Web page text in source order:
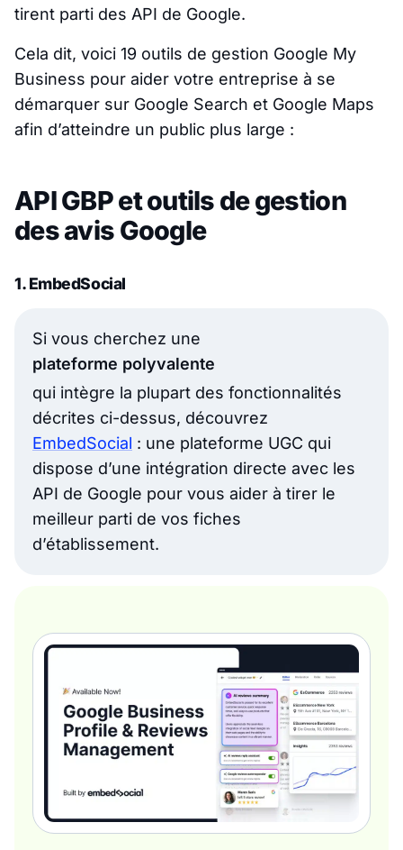
tirent parti des API de Google.
Cela dit, voici 19 outils de gestion Google My
Business pour aider votre entreprise à se
démarquer sur Google Search et Google Maps
afin d’atteindre un public plus large :
API GBP et outils de gestion
des avis Google
1. EmbedSocial
Si vous cherchez une
plateforme polyvalente
qui intègre la plupart des fonctionnalités
décrites ci-dessus, découvrez
EmbedSocial : une plateforme UGC qui
dispose d’une intégration directe avec les
API de Google pour vous aider à tirer le
meilleur parti de vos fiches
d’établissement.